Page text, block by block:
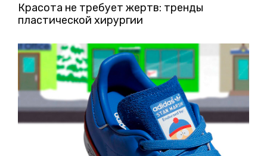
Красота не требует жертв: тренды
пластической хирургии